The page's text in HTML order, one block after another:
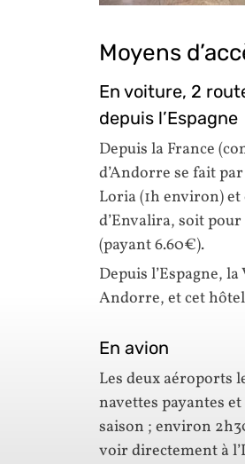
Moyens
En voiture, 2
depuis l’Espagne
Depuis la France
d’Andorre se fait
Loria (1h environ)
d’Envalira, soit
(payant 6.60€).
Depuis l’Espagne,
Andorre, et cet
En avion
Les deux aéroports
navettes payantes
saison ; environ
voir directement à